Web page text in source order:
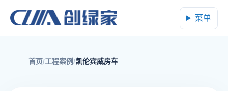
菜单
首页 工程案例 凯伦宾威房车